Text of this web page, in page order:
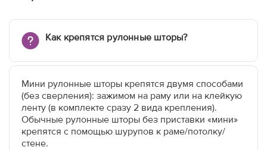
Как крепятся рулонные шторы?
Мини рулонные шторы крепятся двумя способами
(без сверления): зажимом на раму или на клейкую
ленту (в комплекте сразу 2 вида крепления).
Обычные рулонные шторы без приставки «мини»
крепятся с помощью шурупов к раме/потолку/
стене.